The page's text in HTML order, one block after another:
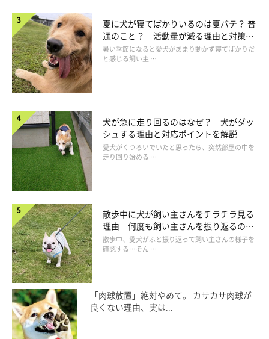
Q.犬の歯磨きをする頻度とやり方は？
夏に犬が寝てばかりいるのは夏バテ？ 普
通のこと？ 活動量が減る理由と対策と
は
暑い季節になると愛犬があまり動かず寝てばかりだ
と感じる飼い主 …
犬が急に走り回るのはなぜ？ 犬がダッ
シュする理由と対応ポイントを解説
愛犬がくつろいでいたと思ったら、突然部屋の中を
走り回り始める …
散歩中に犬が飼い主さんをチラチラ見る
理由 何度も飼い主さんを振り返るのは
なぜ？
散歩中、愛犬がふと振り返って飼い主さんの様子を
確認する…そん …
「肉球放置」絶対やめて。 カサカサ肉球が
良くない理由、実は...